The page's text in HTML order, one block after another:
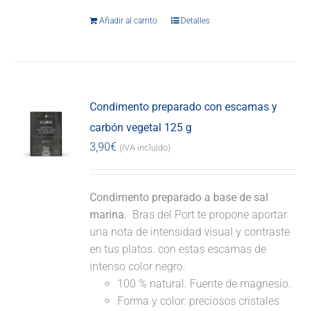
Añadir al carrito Detalles
Condimento preparado con escamas y
carbón vegetal 125 g
3,90€ (IVA incluido)
Condimento preparado a base de sal
marina. Bras del Port te propone aportar
una nota de intensidad visual y contraste
en tus platos. con estas escamas de
intenso color negro.
100 % natural. Fuente de magnesio.
Forma y color: preciosos cristales